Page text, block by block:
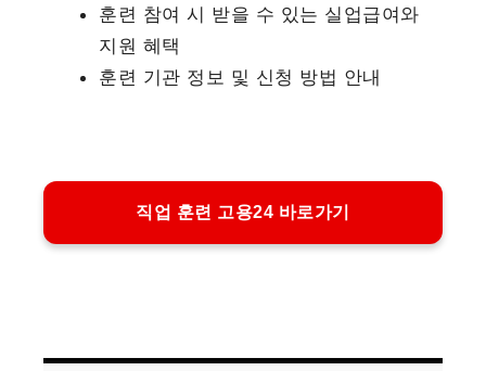
훈련 참여 시 받을 수 있는 실업급여와
지원 혜택
훈련 기관 정보 및 신청 방법 안내
직업 훈련 고용24 바로가기